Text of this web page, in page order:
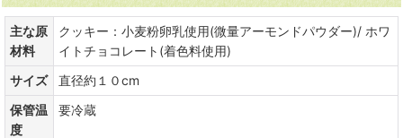
主な原
材料
クッキー：小麦粉卵乳使用(微量アーモンドパウダー)/ ホワ
イトチョコレート(着色料使用)
サイズ
直径約１０cm
保管温
度
要冷蔵